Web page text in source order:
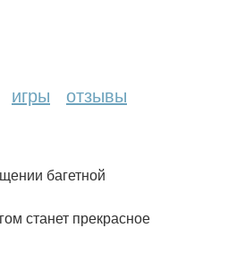
игры отзывы
багетной
станет прекрасное